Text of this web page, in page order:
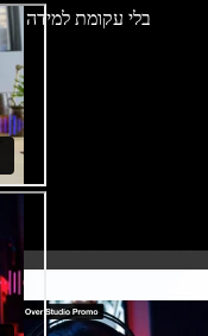
בלי עקומת למידה –